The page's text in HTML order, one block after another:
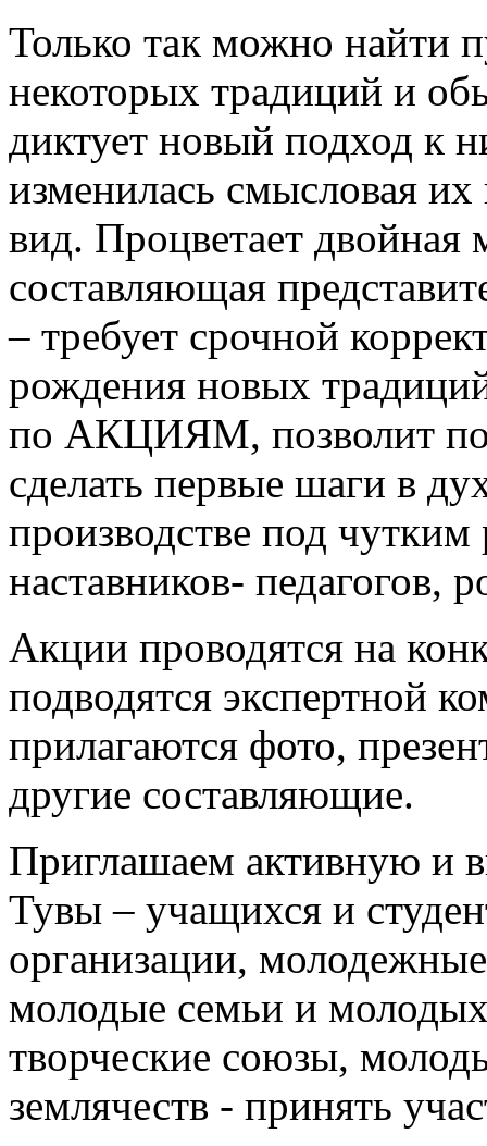
Только так можно найти
некоторых традиций и
диктует новый подход к
изменилась смысловая
вид. Процветает двойная
составляющая
– требует срочной
рождения новых
по АКЦИЯМ, позволит
сделать первые шаги в
производстве под чутким
наставников- педагогов,
Акции проводятся на
подводятся экспертной
прилагаются фото,
другие составляющие.
Приглашаем активную и
Тувы – учащихся и
организации,
молодые семьи и
творческие союзы,
землячеств - принять